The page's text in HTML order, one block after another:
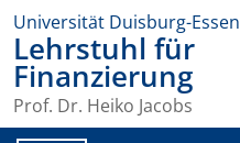
Universität Duisburg-Essen
Lehrstuhl für
Finanzierung
Prof. Dr. Heiko Jacobs